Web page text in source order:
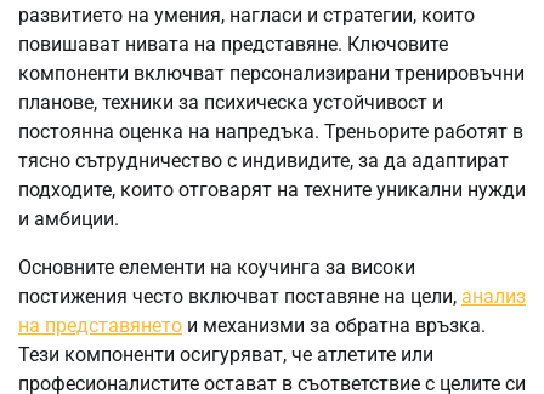
развитието на умения, нагласи и стратегии, които
повишават нивата на представяне. Ключовите
компоненти включват персонализирани тренировъчни
планове, техники за психическа устойчивост и
постоянна оценка на напредъка. Треньорите работят в
тясно сътрудничество с индивидите, за да адаптират
подходите, които отговарят на техните уникални нужди
и амбиции.
Основните елементи на коучинга за високи
постижения често включват поставяне на цели, анализ
на представянето и механизми за обратна връзка.
Тези компоненти осигуряват, че атлетите или
професионалистите остават в съответствие с целите си